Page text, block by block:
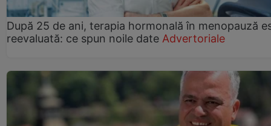
După 25 de ani, terapia hormonală în menopauză
reevaluată: ce spun noile date Advertoriale